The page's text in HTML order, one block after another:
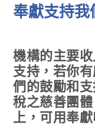
奉獻支持我
機構的主要
支持，若你
們的鼓勵和
稅之慈善團
上，可用奉